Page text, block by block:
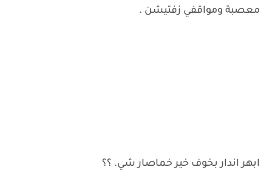
معصبة ومواقفي زفتيشن .
ابهر اندار بخوف خير خماصار شي. ؟؟